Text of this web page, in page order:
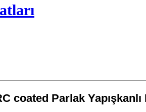
coated Parlak